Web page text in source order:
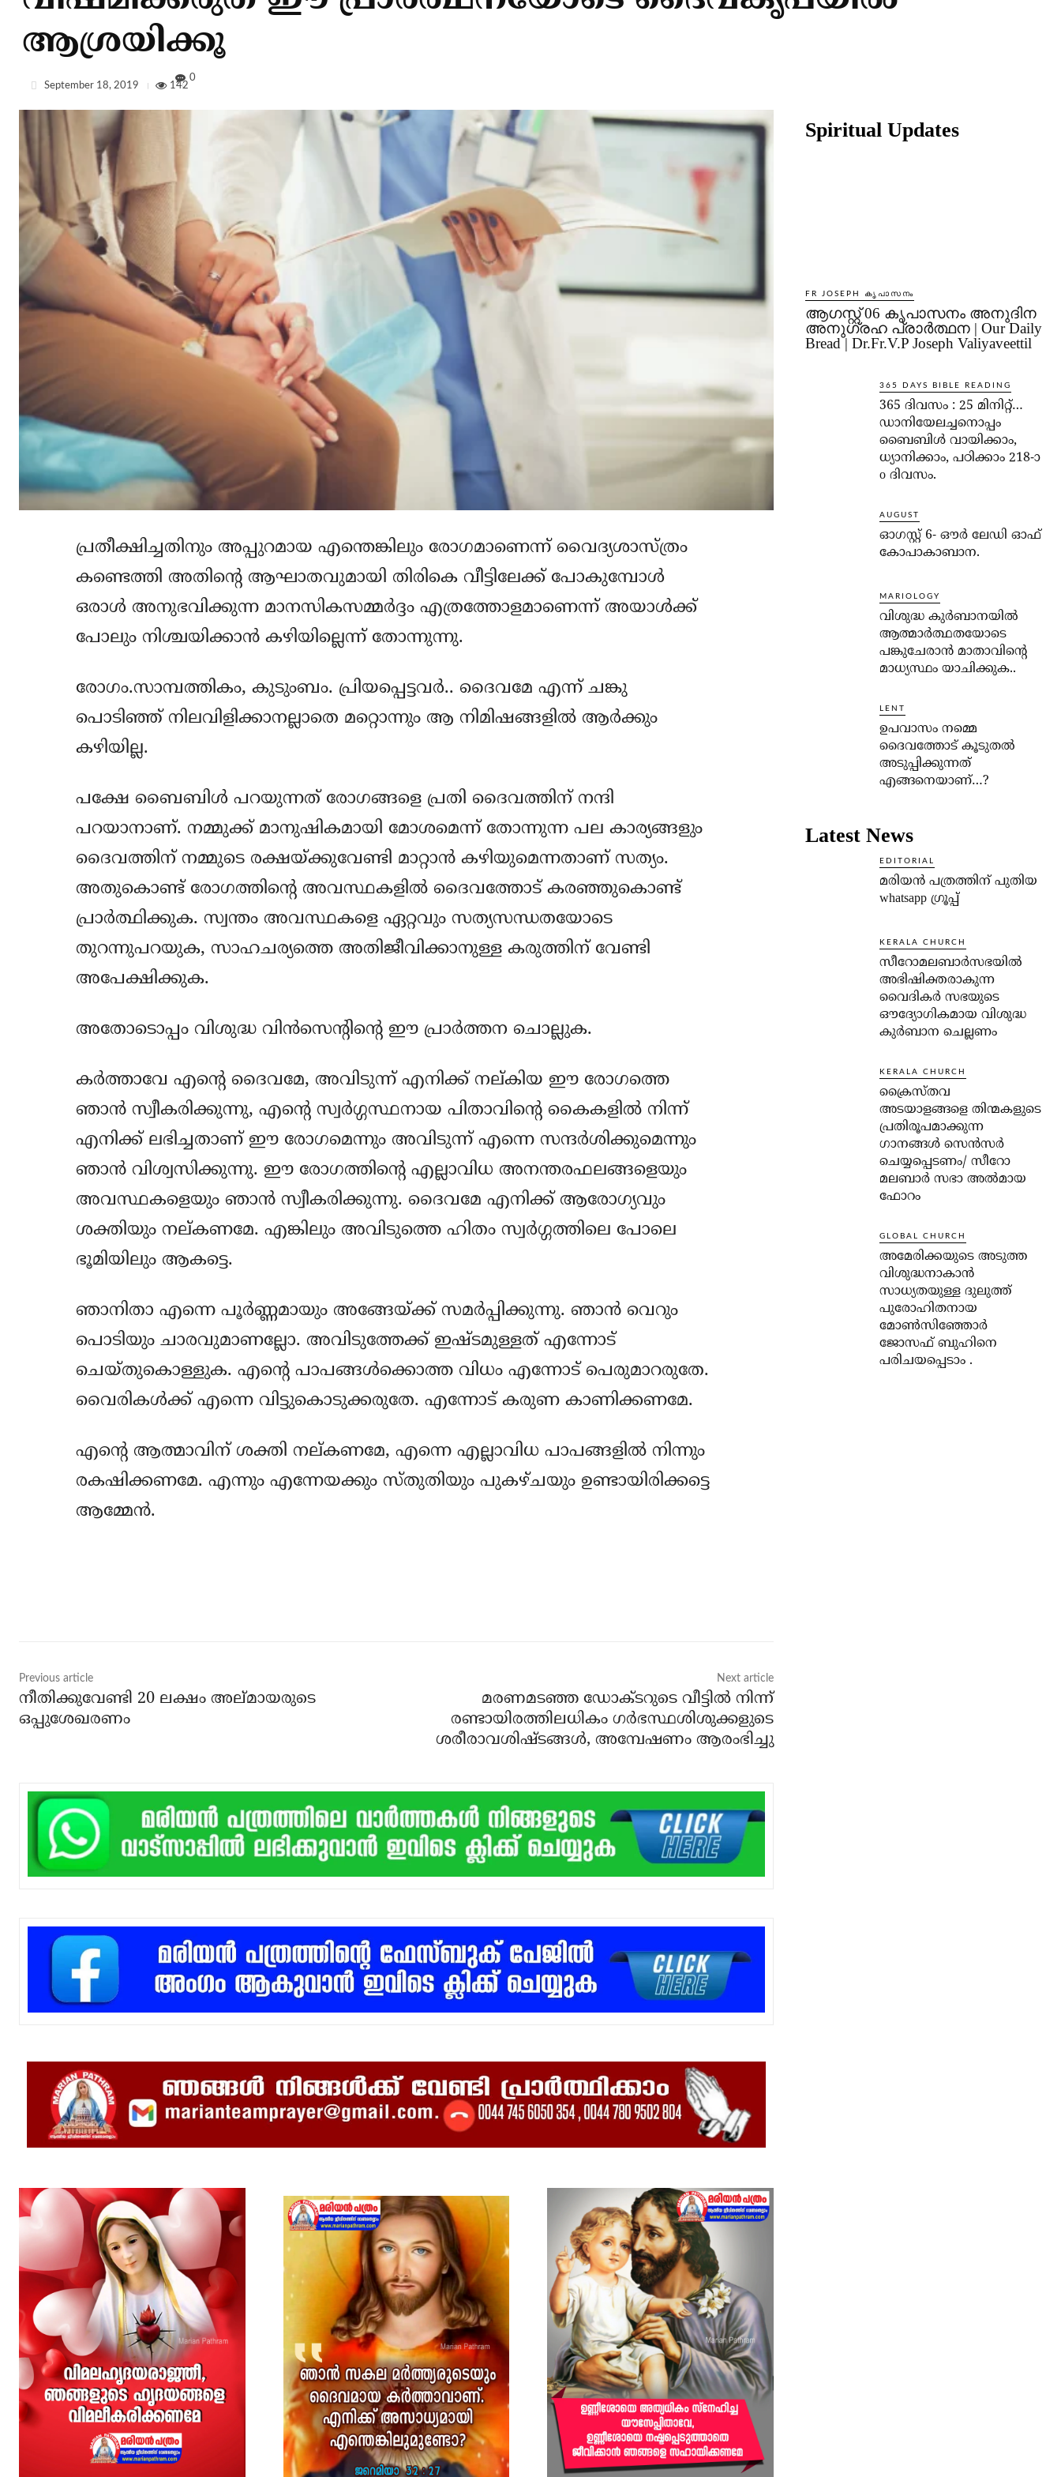
ആശ്രയിക്കൂ
September 18, 2019 142
0
പ്രതീക്ഷിച്ചതിനും അപ്പുറമായ എന്തെങ്കിലും രോഗമാണെന്ന് വൈദ്യശാസ്ത്രം
കണ്ടെത്തി അതിന്റെ ആഘാതവുമായി തിരികെ വീട്ടിലേക്ക് പോകുമ്പോള്‍
ഒരാള്‍ അനുഭവിക്കുന്ന മാനസികസമ്മര്‍ദ്ദം എത്രത്തോളമാണെന്ന് അയാള്‍ക്ക്
പോലും നിശ്ചയിക്കാന്‍ കഴിയില്ലെന്ന് തോന്നുന്നു.
രോഗം.സാമ്പത്തികം, കുടുംബം. പ്രിയപ്പെട്ടവര്‍.. ദൈവമേ എന്ന് ചങ്കു
പൊടിഞ്ഞ് നിലവിളിക്കാനല്ലാതെ മറ്റൊന്നും ആ നിമിഷങ്ങളില്‍ ആര്‍ക്കും
കഴിയില്ല.
പക്ഷേ ബൈബിള്‍ പറയുന്നത് രോഗങ്ങളെ പ്രതി ദൈവത്തിന് നന്ദി
പറയാനാണ്. നമ്മുക്ക് മാനുഷികമായി മോശമെന്ന് തോന്നുന്ന പല കാര്യങ്ങളും
ദൈവത്തിന് നമ്മുടെ രക്ഷയ്ക്കുവേണ്ടി മാറ്റാന്‍ കഴിയുമെന്നതാണ് സത്യം.
അതുകൊണ്ട് രോഗത്തിന്റെ അവസ്ഥകളില്‍ ദൈവത്തോട് കരഞ്ഞുകൊണ്ട്
പ്രാര്‍ത്ഥിക്കുക. സ്വന്തം അവസ്ഥകളെ ഏറ്റവും സത്യസന്ധതയോടെ
തുറന്നുപറയുക, സാഹചര്യത്തെ അതിജീവിക്കാനുള്ള കരുത്തിന് വേണ്ടി
അപേക്ഷിക്കുക.
അതോടൊപ്പം വിശുദ്ധ വിന്‍സെന്റിന്റെ ഈ പ്രാര്‍ത്തന ചൊല്ലുക.
കര്‍ത്താവേ എന്റെ ദൈവമേ, അവിടുന്ന് എനിക്ക് നല്കിയ ഈ രോഗത്തെ
ഞാന്‍ സ്വീകരിക്കുന്നു, എന്റെ സ്വര്‍ഗ്ഗസ്ഥനായ പിതാവിന്റെ കൈകളില്‍ നിന്ന്
എനിക്ക് ലഭിച്ചതാണ് ഈ രോഗമെന്നും അവിടുന്ന് എന്നെ സന്ദര്‍ശിക്കുമെന്നും
ഞാന്‍ വിശ്വസിക്കുന്നു. ഈ രോഗത്തിന്റെ എല്ലാവിധ അനന്തരഫലങ്ങളെയും
അവസ്ഥകളെയും ഞാന്‍ സ്വീകരിക്കുന്നു. ദൈവമേ എനിക്ക് ആരോഗ്യവും
ശക്തിയും നല്കണമേ. എങ്കിലും അവിടുത്തെ ഹിതം സ്വര്‍ഗ്ഗത്തിലെ പോലെ
ഭൂമിയിലും ആകട്ടെ.
ഞാനിതാ എന്നെ പൂര്‍ണ്ണമായും അങ്ങേയ്ക്ക് സമര്‍പ്പിക്കുന്നു. ഞാന്‍ വെറും
പൊടിയും ചാരവുമാണല്ലോ. അവിടുത്തേക്ക് ഇഷ്ടമുള്ളത് എന്നോട്
ചെയ്തുകൊള്ളുക. എന്റെ പാപങ്ങള്‍ക്കൊത്ത വിധം എന്നോട് പെരുമാറരുതേ.
വൈരികള്‍ക്ക് എന്നെ വിട്ടുകൊടുക്കരുതേ. എന്നോട് കരുണ കാണിക്കണമേ.
എന്റെ ആത്മാവിന് ശക്തി നല്കണമേ, എന്നെ എല്ലാവിധ പാപങ്ങളില്‍ നിന്നും
രകഷിക്കണമേ. എന്നും എന്നേയക്കും സ്തുതിയും പുകഴ്ചയും ഉണ്ടായിരിക്കട്ടെ
ആമ്മേന്‍.
Previous article
നീതിക്കുവേണ്ടി 20 ലക്ഷം അല്മായരുടെ
ഒപ്പുശേഖരണം
Next article
മരണമടഞ്ഞ ഡോക്ടറുടെ വീട്ടില്‍ നിന്ന്
രണ്ടായിരത്തിലധികം ഗര്‍ഭസ്ഥശിശുക്കളുടെ
ശരീരാവശിഷ്ടങ്ങള്‍, അമ്പേഷണം ആരംഭിച്ചു
Spiritual Updates
FR JOSEPH കൃപാസനം
ആഗസ്റ്റ് 06 കൃപാസനം അനുദിന
അനുഗ്രഹ പ്രാർത്ഥന | Our Daily
Bread | Dr.Fr.V.P Joseph Valiyaveettil
365 DAYS BIBLE READING
365 ദിവസം : 25 മിനിറ്റ്…
ഡാനിയേലച്ചനൊപ്പം
ബൈബിൾ വായിക്കാം,
ധ്യാനിക്കാം, പഠിക്കാം 218-ാ
o ദിവസം.
AUGUST
ഓഗസ്റ്റ് 6- ഔര്‍ ലേഡി ഓഫ്
കോപാകാബാന.
MARIOLOGY
വിശുദ്ധ കുര്‍ബാനയില്‍
ആത്മാര്‍ത്ഥതയോടെ
പങ്കുചേരാന്‍ മാതാവിന്റെ
മാധ്യസ്ഥം യാചിക്കുക..
LENT
ഉപവാസം നമ്മെ
ദൈവത്തോട് കൂടുതല്‍
അടുപ്പിക്കുന്നത്
എങ്ങനെയാണ്…?
Latest News
EDITORIAL
മരിയൻ പത്രത്തിന് പുതിയ
whatsapp ഗ്രൂപ്പ്
KERALA CHURCH
സീറോമലബാർസഭയിൽ
അഭിഷിക്തരാകുന്ന
വൈദികർ സഭയുടെ
ഔദ്യോഗികമായ വിശുദ്ധ
കുർബാന ചെല്ലണം
KERALA CHURCH
ക്രൈസ്തവ
അടയാളങ്ങളെ തിന്മകളുടെ
പ്രതിരൂപമാക്കുന്ന
ഗാനങ്ങൾ സെൻസർ
ചെയ്യപ്പെടണം/ സീറോ
മലബാർ സഭാ അൽമായ
ഫോറം
GLOBAL CHURCH
അമേരിക്കയുടെ അടുത്ത
വിശുദ്ധനാകാൻ
സാധ്യതയുള്ള ദുലുത്ത്
പുരോഹിതനായ
മോൺസിഞ്ഞോർ
ജോസഫ് ബുഹിനെ
പരിചയപ്പെടാം .